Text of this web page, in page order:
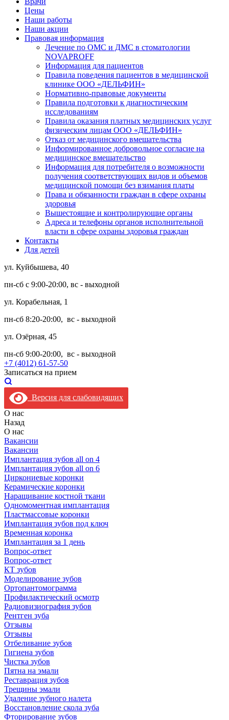
Цены
Наши работы
Наши акции
Правовая информация
Лечение по ОМС и ДМС в стоматологии
NOVAPROFF
Информация для пациентов
Правила поведения пациентов в медицинской
клинике ООО «ДЕЛЬФИН»
Нормативно-правовые документы
Правила подготовки к диагностическим
исследованиям
Правила оказания платных медицинских услуг
физическим лицам ООО «ДЕЛЬФИН»
Отказ от медицинского вмешательства
Информированное добровольное согласие на
медицинское вмешательство
Информация для потребителя о возможности
получения соответствующих видов и объемов
медицинской помощи без взимания платы
Права и обязанности граждан в сфере охраны
здоровья
Вышестоящие и контролирующие органы
Адреса и телефоны органов исполнительной
власти в сфере охраны здоровья граждан
Контакты
Для детей
ул. Куйбышева, 40
пн-сб с 9:00-20:00, вс - выходной
ул. Корабельная, 1
пн-сб 8:20-20:00, вс - выходной
ул. Озёрная, 45
пн-сб 9:00-20:00, вс - выходной
+7 (4012) 61-57-50
Записаться на прием
Версия для слабовидящих
О нас
Назад
О нас
Вакансии
Вакансии
Имплантация зубов all on 4
Имплантация зубов all on 6
Циркониевые коронки
Керамические коронки
Наращивание костной ткани
Одномоментная имплантация
Пластмассовые коронки
Имплантация зубов под ключ
Временная коронка
Имплантация за 1 день
Вопрос-ответ
Вопрос-ответ
КТ зубов
Моделирование зубов
Ортопантомограмма
Профилактический осмотр
Радиовизиография зубов
Рентген зуба
Отзывы
Отзывы
Отбеливание зубов
Гигиена зубов
Чистка зубов
Пятна на эмали
Реставрация зубов
Трещины эмали
Удаление зубного налета
Восстановление скола зуба
Фторирование зубов